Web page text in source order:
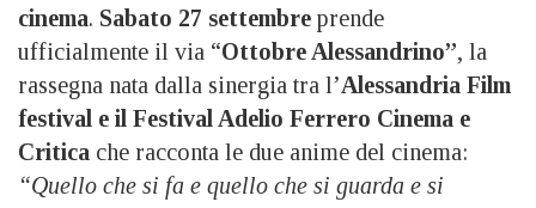
cinema. Sabato 27 settembre prende
ufficialmente il via “Ottobre Alessandrino”, la
rassegna nata dalla sinergia tra l’Alessandria Film
festival e il Festival Adelio Ferrero Cinema e
Critica che racconta le due anime del cinema:
“Quello che si fa e quello che si guarda e si